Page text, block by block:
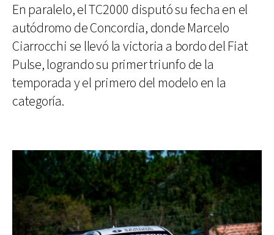
En paralelo, el TC2000 disputó su fecha en el
autódromo de Concordia, donde Marcelo
Ciarrocchi se llevó la victoria a bordo del Fiat
Pulse, logrando su primer triunfo de la
temporada y el primero del modelo en la
categoría.